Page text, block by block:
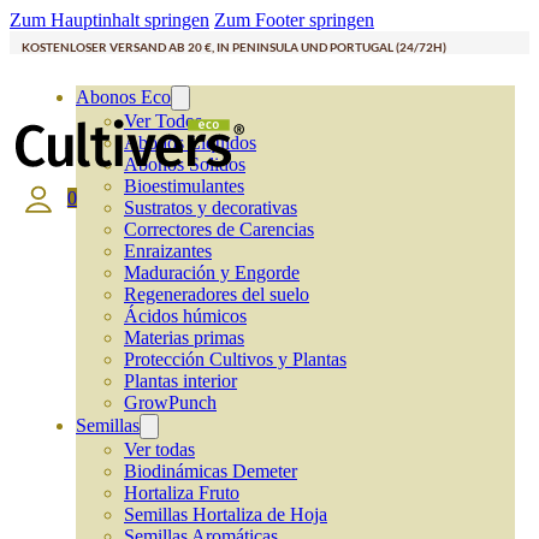
Zum Hauptinhalt springen Zum Footer springen
KOSTENLOSER VERSAND AB 20 €, IN PENINSULA UND PORTUGAL (24/72H)
Abonos Eco
Ver Todos
Abonos Líquidos
Abonos Solidos
Bioestimulantes
Sustratos y decorativas
Correctores de Carencias
Enraizantes
Maduración y Engorde
Regeneradores del suelo
Ácidos húmicos
Materias primas
Protección Cultivos y Plantas
Plantas interior
GrowPunch
Semillas
Ver todas
Biodinámicas Demeter
Hortaliza Fruto
Semillas Hortaliza de Hoja
0